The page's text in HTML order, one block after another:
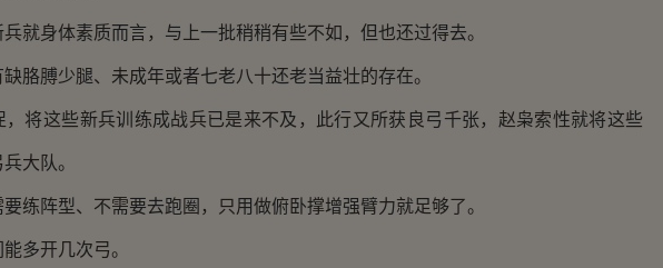
身体素质而言，与上一批稍稍有些不如，但也还过得去。
膊少腿、未成年或者七老八十还老当益壮的存在。
这些新兵训练成战兵已是来不及，此行又所获良弓千张，赵枭索性就将这些
大队。
阵型、不需要去跑圈，只用做俯卧撑增强臂力就足够了。
开几次弓。